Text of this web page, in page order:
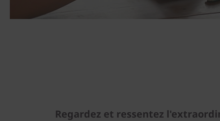
Regardez et ressentez